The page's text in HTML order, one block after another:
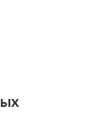
так и
всем
для одежды.